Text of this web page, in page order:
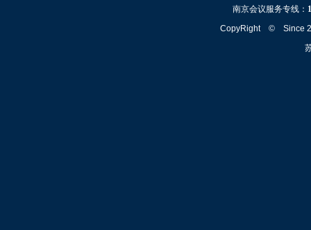
南京会议服务专线：
CopyRight © Since